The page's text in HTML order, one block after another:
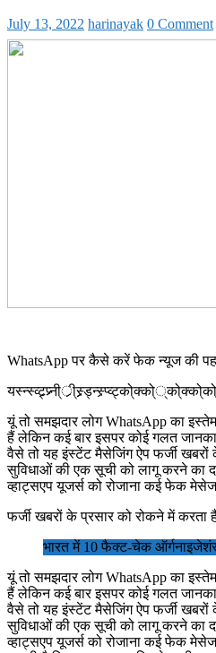
July 13, 2022 harinayak 0 Comment
WhatsApp पर कैसे करें फेक न्यूज की
यूं तो समझदार लोग WhatsApp का
हैं लेकिन कई बार इसपर कोई गलत
वैसे तो यह इंस्टेंट मैसेजिंग ऐप फर्जी
सुविधाओं की एक सूची को लागू करने का
व्हाट्सएप यूजर्स को रोजाना कई फेक
फर्जी खबरों के प्रसार को रोकने में करता
भारत में 10 फैक्‍ट-चेक
यूं तो समझदार लोग WhatsApp का
हैं लेकिन कई बार इसपर कोई गलत
वैसे तो यह इंस्टेंट मैसेजिंग ऐप फर्जी
सुविधाओं की एक सूची को लागू करने का
व्हाट्सएप यूजर्स को रोजाना कई फेक